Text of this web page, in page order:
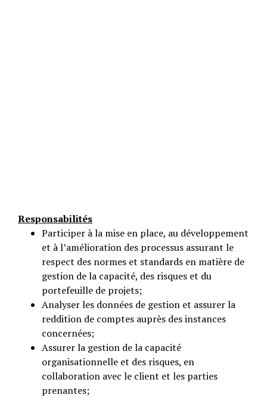
Responsabilités
Participer à la mise en place, au développement
et à l’amélioration des processus assurant le
respect des normes et standards en matière de
gestion de la capacité, des risques et du
portefeuille de projets;
Analyser les données de gestion et assurer la
reddition de comptes auprès des instances
concernées;
Assurer la gestion de la capacité
organisationnelle et des risques, en
collaboration avec le client et les parties
prenantes;